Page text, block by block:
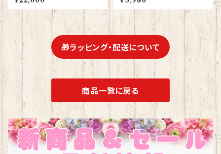
ド 金 ボックスギフト プレゼント
花束 フラワーアレンジメント フ
ラワーギフト バラ 薔薇 高級 お
祝い 誕生日プレゼント 結婚記
念日 プロポーズ 薔薇 ハート型
【型番 deco-13】
プレゼント ギフト【型番 SB-10
007】お花の王冠
🎁ラッピング・配送について
商品一覧に戻る